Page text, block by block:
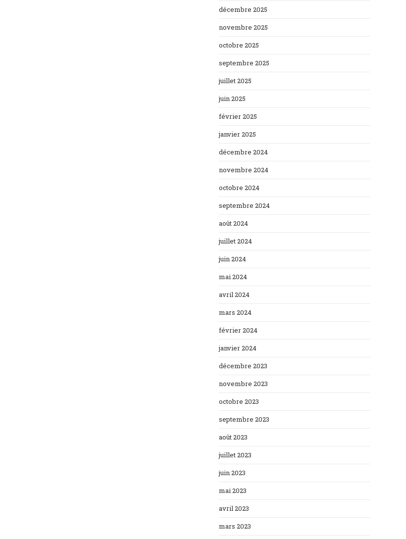
décembre 2025
novembre 2025
octobre 2025
septembre 2025
juillet 2025
juin 2025
février 2025
janvier 2025
décembre 2024
novembre 2024
octobre 2024
septembre 2024
août 2024
juillet 2024
juin 2024
mai 2024
avril 2024
mars 2024
février 2024
janvier 2024
décembre 2023
novembre 2023
octobre 2023
septembre 2023
août 2023
juillet 2023
juin 2023
mai 2023
avril 2023
mars 2023